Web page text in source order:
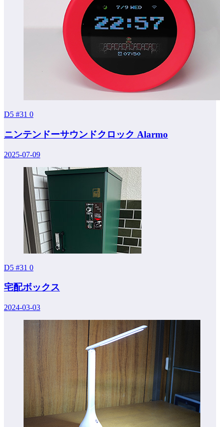
D5 #31 0
ニンテンドーサウンドクロック Alarmo
2025-07-09
D5 #31 0
宅配ボックス
2024-03-03